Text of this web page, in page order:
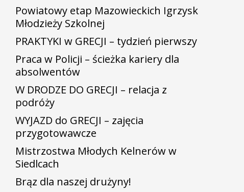
Powiatowy etap Mazowieckich Igrzysk
Młodzieży Szkolnej
PRAKTYKI w GRECJI – tydzień pierwszy
Praca w Policji – ścieżka kariery dla
absolwentów
W DRODZE DO GRECJI – relacja z
podróży
WYJAZD do GRECJI – zajęcia
przygotowawcze
Mistrzostwa Młodych Kelnerów w
Siedlcach
Brąz dla naszej drużyny!